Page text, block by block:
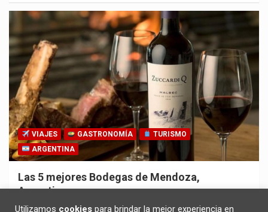
VIAJES GASTRONOMÍA
TURISMO
ARGENTINA
Las 5 mejores Bodegas de Mendoza,
Argentina
30/10/2025 Redacción
Utilizamos cookies para brindar la mejor experiencia en